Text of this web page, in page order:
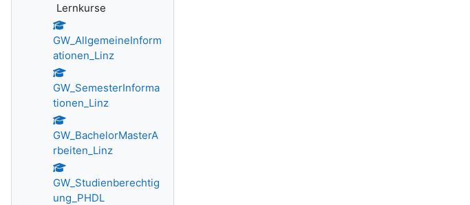
Lernkurse
GW_AllgemeineInform
ationen_Linz
GW_SemesterInforma
tionen_Linz
GW_BachelorMasterA
rbeiten_Linz
GW_Studienberechtig
ung_PHDL